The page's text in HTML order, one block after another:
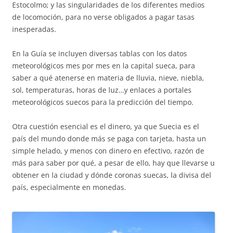
Estocolmo; y las singularidades de los diferentes medios
de locomoción, para no verse obligados a pagar tasas
inesperadas.
En la Guía se incluyen diversas tablas con los datos
meteorológicos mes por mes en la capital sueca, para
saber a qué atenerse en materia de lluvia, nieve, niebla,
sol, temperaturas, horas de luz…y enlaces a portales
meteorológicos suecos para la predicción del tiempo.
Otra cuestión esencial es el dinero, ya que Suecia es el
país del mundo donde más se paga con tarjeta, hasta un
simple helado, y menos con dinero en efectivo, razón de
más para saber por qué, a pesar de ello, hay que llevarse u
obtener en la ciudad y dónde coronas suecas, la divisa del
país, especialmente en monedas.